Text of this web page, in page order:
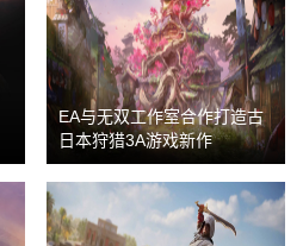
EA与无双工作室合作打造古
日本狩猎3A游戏新作